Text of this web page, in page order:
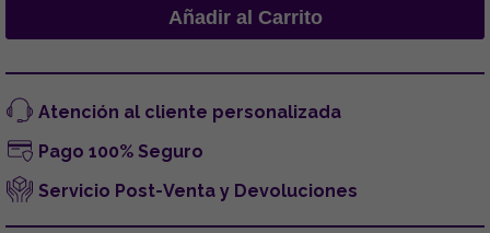
Atención al cliente personalizada
Pago 100% Seguro
Servicio Post-Venta y Devoluciones